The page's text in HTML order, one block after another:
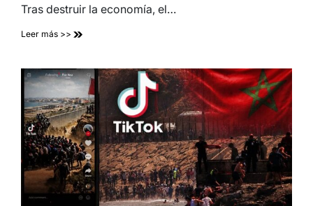
Tras destruir la economía, el…
Leer más >>